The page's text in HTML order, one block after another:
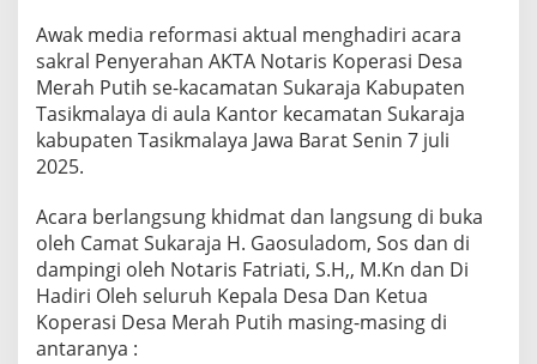
Awak media reformasi aktual menghadiri acara
sakral Penyerahan AKTA Notaris Koperasi Desa
Merah Putih se-kacamatan Sukaraja Kabupaten
Tasikmalaya di aula Kantor kecamatan Sukaraja
kabupaten Tasikmalaya Jawa Barat Senin 7 juli
2025.
Acara berlangsung khidmat dan langsung di buka
oleh Camat Sukaraja H. Gaosuladom, Sos dan di
dampingi oleh Notaris Fatriati, S.H,, M.Kn dan Di
Hadiri Oleh seluruh Kepala Desa Dan Ketua
Koperasi Desa Merah Putih masing-masing di
antaranya :